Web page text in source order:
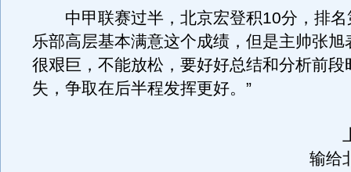
中甲联赛过半，北京宏登积10分，排名
乐部高层基本满意这个成绩，但是主帅张旭
很艰巨，不能放松，要好好总结和分析前段
失，争取在后半程发挥更好。 ”
上
输给